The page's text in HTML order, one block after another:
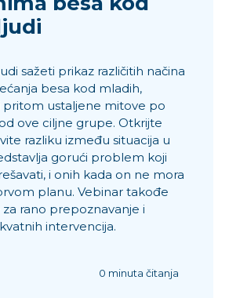
sažeti prikaz različitih načina
besa kod mladih,
pritom ustaljene mitove po
ove ciljne grupe. Otkrijte
razliku između situacija u
gorući problem koji
i onih kada on ne mora
planu. Vebinar takođe
rano prepoznavanje i
intervencija.
0 minuta čitanja